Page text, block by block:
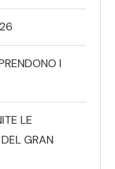
I
LE
GRAN